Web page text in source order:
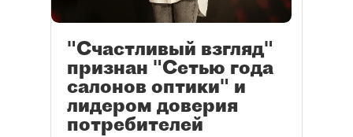
"Счастливый взгляд"
признан "Сетью года
салонов оптики" и
лидером доверия
потребителей